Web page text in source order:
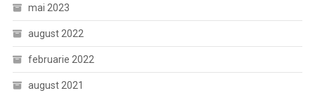
mai 2023
august 2022
februarie 2022
august 2021